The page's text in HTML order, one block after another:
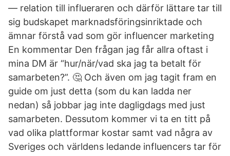
— relation till influeraren och därför lättare tar till
sig budskapet marknadsföringsinriktade och
ämnar förstå vad som gör influencer marketing
En kommentar Den frågan jag får allra oftast i
mina DM är “hur/när/vad ska jag ta betalt för
samarbeten?”. 🤔⁠ Och även om jag tagit fram en
guide om just detta (som du kan ladda ner
nedan) så jobbar jag inte dagligdags med just
samarbeten. Dessutom kommer vi ta en titt på
vad olika plattformar kostar samt vad några av
Sveriges och världens ledande influencers tar för